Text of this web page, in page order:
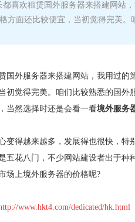
喜欢租赁国外服务器来搭建网站
方面还比较便宜，当初觉得完美
国外服务器来搭建网站，我用过
初觉得完美。咱们比较熟悉的国
当然选择时还是会看一看境外服务
变得越来越多，发展得也很快，
五花八门，不少网站建设者出于
场上境外服务器的价格呢?
www.hkt4.com/dedicated/hk.html